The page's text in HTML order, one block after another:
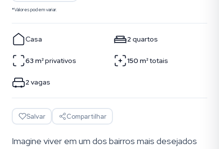
*Valores podem variar.
Casa 2 quartos
63 m²privativos 150 m²totais
2 vagas
Salvar Compartilhar
Imagine viver em um dos bairros mais desejados